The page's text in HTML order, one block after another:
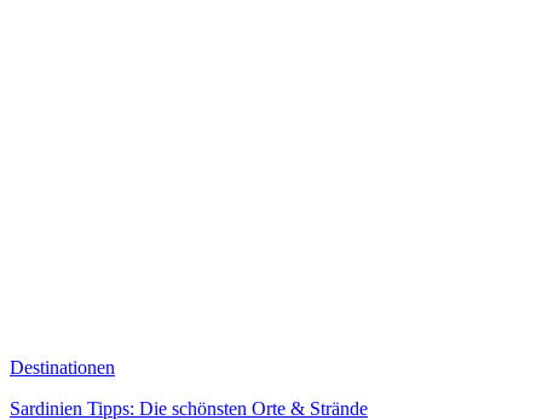
Destinationen
Sardinien Tipps: Die schönsten Orte & Strände